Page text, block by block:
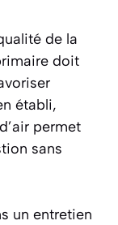
de la
doit
établi,
permet
sans
un entretien